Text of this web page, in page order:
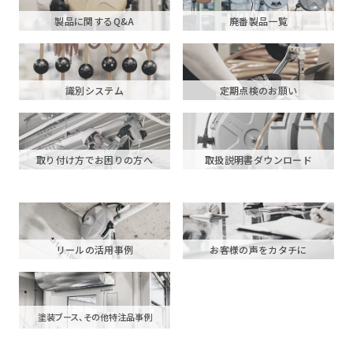
製品に関するQ&A 廃番製品一覧
識別システム 定期点検のお願い
取り付け方でお困りの方へ 取扱説明書ダウンロード
リールの活用事例 お客様の声をカタチに
塗装ブース、その他特注品事例